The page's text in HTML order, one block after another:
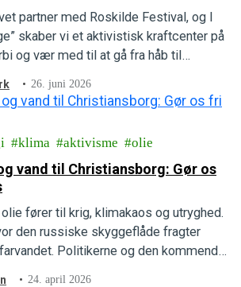
partner med Roskilde Festival, og I
skaber vi et aktivistisk kraftcenter på
og vær med til at gå fra håb til
26. juni 2026
klima aktivisme olie
vand til Christiansborg: Gør os
fører til krig, klimakaos og utryghed.
den russiske skyggeflåde fragter
Politikerne og den kommende
24. april 2026